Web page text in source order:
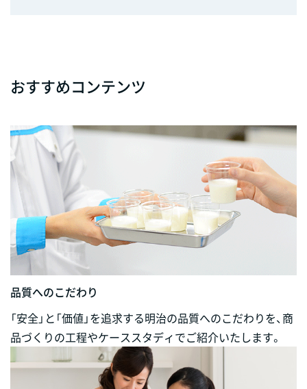
おすすめコンテンツ
品質へのこだわり
「安全」と「価値」を追求する明治の品質へのこだわりを、商
品づくりの工程やケーススタディでご紹介いたします。